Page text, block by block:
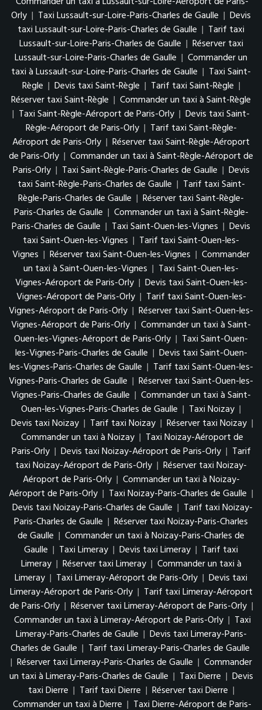
Orly | Taxi Lussault-sur-Loire-Paris-Charles de Gaulle | Devis
taxi Lussault-sur-Loire-Paris-Charles de Gaulle | Tarif taxi
Lussault-sur-Loire-Paris-Charles de Gaulle | Réserver taxi
Lussault-sur-Loire-Paris-Charles de Gaulle | Commander un
taxi à Lussault-sur-Loire-Paris-Charles de Gaulle | Taxi Saint-
Règle | Devis taxi Saint-Règle | Tarif taxi Saint-Règle |
Réserver taxi Saint-Règle | Commander un taxi à Saint-Règle
| Taxi Saint-Règle-Aéroport de Paris-Orly | Devis taxi Saint-
Règle-Aéroport de Paris-Orly | Tarif taxi Saint-Règle-
Aéroport de Paris-Orly | Réserver taxi Saint-Règle-Aéroport
de Paris-Orly | Commander un taxi à Saint-Règle-Aéroport de
Paris-Orly | Taxi Saint-Règle-Paris-Charles de Gaulle | Devis
taxi Saint-Règle-Paris-Charles de Gaulle | Tarif taxi Saint-
Règle-Paris-Charles de Gaulle | Réserver taxi Saint-Règle-
Paris-Charles de Gaulle | Commander un taxi à Saint-Règle-
Paris-Charles de Gaulle | Taxi Saint-Ouen-les-Vignes | Devis
taxi Saint-Ouen-les-Vignes | Tarif taxi Saint-Ouen-les-
Vignes | Réserver taxi Saint-Ouen-les-Vignes | Commander
un taxi à Saint-Ouen-les-Vignes | Taxi Saint-Ouen-les-
Vignes-Aéroport de Paris-Orly | Devis taxi Saint-Ouen-les-
Vignes-Aéroport de Paris-Orly | Tarif taxi Saint-Ouen-les-
Vignes-Aéroport de Paris-Orly | Réserver taxi Saint-Ouen-les-
Vignes-Aéroport de Paris-Orly | Commander un taxi à Saint-
Ouen-les-Vignes-Aéroport de Paris-Orly | Taxi Saint-Ouen-
les-Vignes-Paris-Charles de Gaulle | Devis taxi Saint-Ouen-
les-Vignes-Paris-Charles de Gaulle | Tarif taxi Saint-Ouen-les-
Vignes-Paris-Charles de Gaulle | Réserver taxi Saint-Ouen-les-
Vignes-Paris-Charles de Gaulle | Commander un taxi à Saint-
Ouen-les-Vignes-Paris-Charles de Gaulle | Taxi Noizay |
Devis taxi Noizay | Tarif taxi Noizay | Réserver taxi Noizay |
Commander un taxi à Noizay | Taxi Noizay-Aéroport de
Paris-Orly | Devis taxi Noizay-Aéroport de Paris-Orly | Tarif
taxi Noizay-Aéroport de Paris-Orly | Réserver taxi Noizay-
Aéroport de Paris-Orly | Commander un taxi à Noizay-
Aéroport de Paris-Orly | Taxi Noizay-Paris-Charles de Gaulle |
Devis taxi Noizay-Paris-Charles de Gaulle | Tarif taxi Noizay-
Paris-Charles de Gaulle | Réserver taxi Noizay-Paris-Charles
de Gaulle | Commander un taxi à Noizay-Paris-Charles de
Gaulle | Taxi Limeray | Devis taxi Limeray | Tarif taxi
Limeray | Réserver taxi Limeray | Commander un taxi à
Limeray | Taxi Limeray-Aéroport de Paris-Orly | Devis taxi
Limeray-Aéroport de Paris-Orly | Tarif taxi Limeray-Aéroport
de Paris-Orly | Réserver taxi Limeray-Aéroport de Paris-Orly |
Commander un taxi à Limeray-Aéroport de Paris-Orly | Taxi
Limeray-Paris-Charles de Gaulle | Devis taxi Limeray-Paris-
Charles de Gaulle | Tarif taxi Limeray-Paris-Charles de Gaulle
| Réserver taxi Limeray-Paris-Charles de Gaulle | Commander
un taxi à Limeray-Paris-Charles de Gaulle | Taxi Dierre | Devis
taxi Dierre | Tarif taxi Dierre | Réserver taxi Dierre |
Commander un taxi à Dierre | Taxi Dierre-Aéroport de Paris-